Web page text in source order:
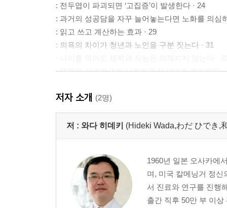
: 전두엽이 파괴되면 ‘고집증’이 발생한다 · 24
: 과거의 성공담을 자꾸 늘어놓는다면 노화를 의심
: 읽고 쓰고 계산하는 효과 · 29
: 의욕의 차이가 청년과 노인을 구분 짓는다 · 31
: 체력은 지속적으로 사용하면 정상으로 유지된다 ·
: 감정 노화로 이끄는 3가지 원인 · 43
Chapter 2 나잇값 못하는 것을 두려워 말라
: 여생이라고 부르기에는 남은 세월이 너무 길다 ·
: 젊은 사람보다 노인의 은둔형 외톨이 현상이 더
: 즐거운 일이 없다고 말하기 전에 모든 것을 시도해
: 행동에 나서기 위한 계기를 만든다 · 58
저자 소개 (2명)
저 : 와다 히데키 (Hideki Wada,わだ ひでき,
1960년 일본 오사카에
며, 미국 칼메닝거 정신
서 진료와 연구를 진행
출간 직후 50만 부 이